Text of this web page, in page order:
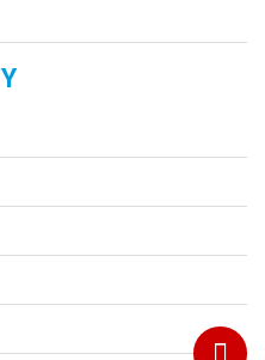
lượng mặt trời solar
500W tại Hoàng Quốc Bảo
sau:
panel
không thể thiếu để đèn hoạt
nắng tấm pin sẽ hấp thu và
thành năng lượng điện.